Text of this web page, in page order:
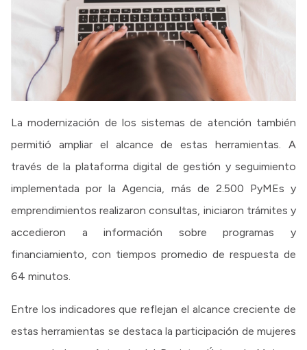
La modernización de los sistemas de atención también
permitió ampliar el alcance de estas herramientas. A
través de la plataforma digital de gestión y seguimiento
implementada por la Agencia, más de 2.500 PyMEs y
emprendimientos realizaron consultas, iniciaron trámites y
accedieron a información sobre programas y
financiamiento, con tiempos promedio de respuesta de
64 minutos.
Entre los indicadores que reflejan el alcance creciente de
estas herramientas se destaca la participación de mujeres